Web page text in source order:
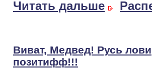
Читать дальше
Виват, Медвед! Русь лови
позитифф!!!